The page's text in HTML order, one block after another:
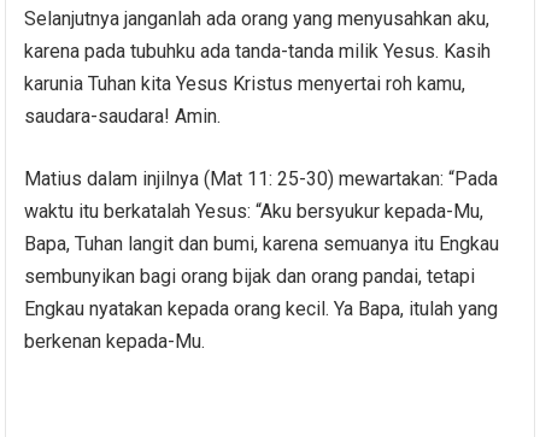
Selanjutnya janganlah ada orang yang menyusahkan aku,
karena pada tubuhku ada tanda-tanda milik Yesus. Kasih
karunia Tuhan kita Yesus Kristus menyertai roh kamu,
saudara-saudara! Amin.
Matius dalam injilnya (Mat 11: 25-30) mewartakan: “Pada
waktu itu berkatalah Yesus: “Aku bersyukur kepada-Mu,
Bapa, Tuhan langit dan bumi, karena semuanya itu Engkau
sembunyikan bagi orang bijak dan orang pandai, tetapi
Engkau nyatakan kepada orang kecil. Ya Bapa, itulah yang
berkenan kepada-Mu.